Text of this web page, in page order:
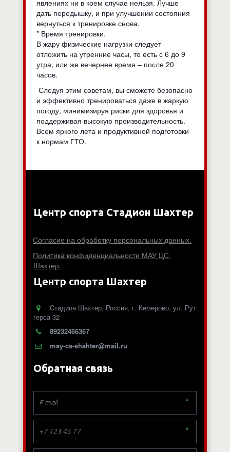
явлениях ни в коем случае нельзя. Лучше
дать передышку, и при улучшении состояния
вернуться к тренировке снова.
* Время тренировки.
В жару физические нагрузки следует
отложить на утренние часы, то есть с 6 до 9
утра, или же вечернее время – после 20
часов.
Следуя этим советам, вы сможете безопасно
и эффективно тренироваться даже в жаркую
погоду, минимизируя риски для здоровья и
поддерживая высокую производительность.
Всем яркого лета и продуктивной подготовки
к нормам ГТО.
Центр спорта Стадион Шахтер
Согласие на обработку персональных данных.
Политика конфиденциальности МАУ ЦС
Шахтер.
Центр спорта Шахтер
Cтадион Шахтер, Россия, г. Кемерово, ул. Рут
герса 32
89232466367
may-cs-shahter@mail.ru
Обратная связь
*
*